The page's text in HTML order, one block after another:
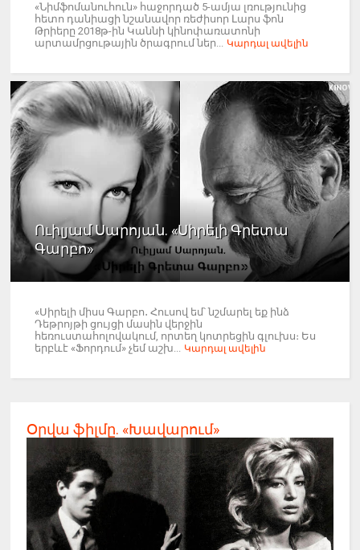
«Նիմֆոմանուհուն» հաջորդած 5-ամյա լռությունից
հետո դանիացի նշանավոր ռեժիսոր Լարս ֆոն
Թրիերը 2018թ-ին Կաննի կինոփառատոնի
արտամրցութային ծրագրում ներ... Կարդալ ավելին
Ուիլյամ Սարոյան. «Սիրելի Գրետա
Գարբո»
«Սիրելի միսս Գարբո․ Հուսով եմ՝ նշմարել եք ինձ
Դեթրոյթի ցույցի մասին վերջին
հեռուստահոլովակում, որտեղ կոտրեցին գլուխս։ Ես
երբևէ «Ֆորդում» չեմ աշխ... Կարդալ ավելին
Օրվա ֆիլմը. «Խավարում»